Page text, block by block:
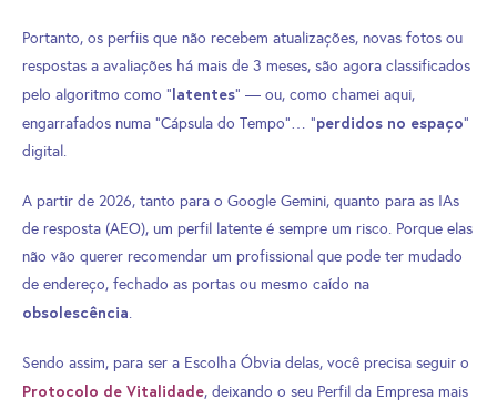
Portanto, os perfiis que não recebem atualizações, novas fotos ou
respostas a avaliações há mais de 3 meses, são agora classificados
pelo algoritmo como “latentes” — ou, como chamei aqui,
engarrafados numa “Cápsula do Tempo”… “perdidos no espaço”
digital.
A partir de 2026, tanto para o Google Gemini, quanto para as IAs
de resposta (AEO), um perfil latente é sempre um risco. Porque elas
não vão querer recomendar um profissional que pode ter mudado
de endereço, fechado as portas ou mesmo caído na
obsolescência.
Sendo assim, para ser a Escolha Óbvia delas, você precisa seguir o
Protocolo de Vitalidade, deixando o seu Perfil da Empresa mais